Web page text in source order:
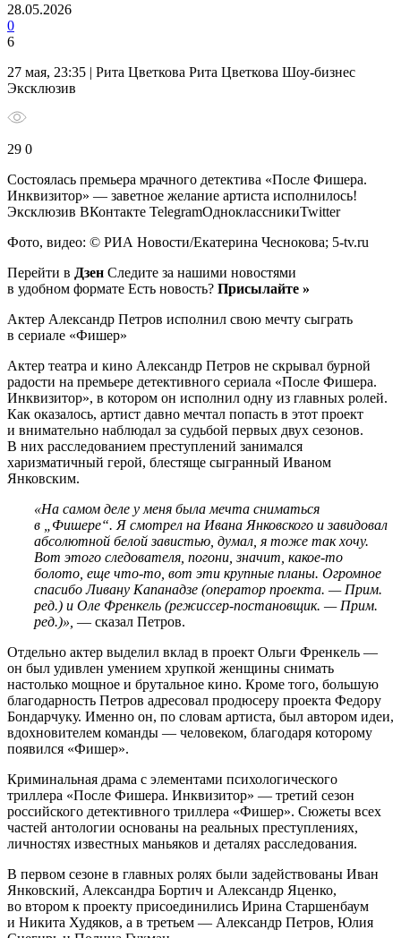
28.05.2026
0
6
27 мая, 23:35 | Рита Цветкова Рита Цветкова Шоу-бизнес
Эксклюзив
29 0
Состоялась премьера мрачного детектива «После Фишера.
Инквизитор» — заветное желание артиста исполнилось!
Эксклюзив ВКонтакте TelegramОдноклассникиTwitter
Фото, видео: © РИА Новости/Екатерина Чеснокова; 5-tv.ru
Перейти в Дзен Следите за нашими новостями
в удобном формате Есть новость? Присылайте »
Актер Александр Петров исполнил свою мечту сыграть
в сериале «Фишер»
Актер театра и кино Александр Петров не скрывал бурной
радости на премьере детективного сериала «После Фишера.
Инквизитор», в котором он исполнил одну из главных ролей.
Как оказалось, артист давно мечтал попасть в этот проект
и внимательно наблюдал за судьбой первых двух сезонов.
В них расследованием преступлений занимался
харизматичный герой, блестяще сыгранный Иваном
Янковским.
«На самом деле у меня была мечта сниматься
в „Фишере“. Я смотрел на Ивана Янковского и завидовал
абсолютной белой завистью, думал, я тоже так хочу.
Вот этого следователя, погони, значит, какое-то
болото, еще что-то, вот эти крупные планы. Огромное
спасибо Ливану Капанадзе (оператор проекта. — Прим.
ред.) и Оле Френкель (режиссер-постановщик. — Прим.
ред.)», — сказал Петров.
Отдельно актер выделил вклад в проект Ольги Френкель —
он был удивлен умением хрупкой женщины снимать
настолько мощное и брутальное кино. Кроме того, большую
благодарность Петров адресовал продюсеру проекта Федору
Бондарчуку. Именно он, по словам артиста, был автором идеи,
вдохновителем команды — человеком, благодаря которому
появился «Фишер».
Криминальная драма с элементами психологического
триллера «После Фишера. Инквизитор» — третий сезон
российского детективного триллера «Фишер». Сюжеты всех
частей антологии основаны на реальных преступлениях,
личностях известных маньяков и деталях расследования.
В первом сезоне в главных ролях были задействованы Иван
Янковский, Александра Бортич и Александр Яценко,
во втором к проекту присоединились Ирина Старшенбаум
и Никита Худяков, а в третьем — Александр Петров, Юлия